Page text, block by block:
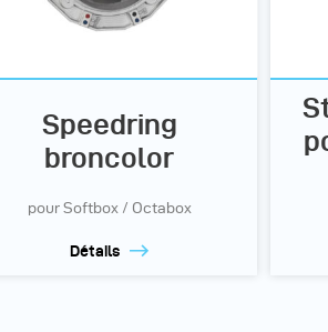
Speedring
broncolor
pour Softbox / Octabox
Détails